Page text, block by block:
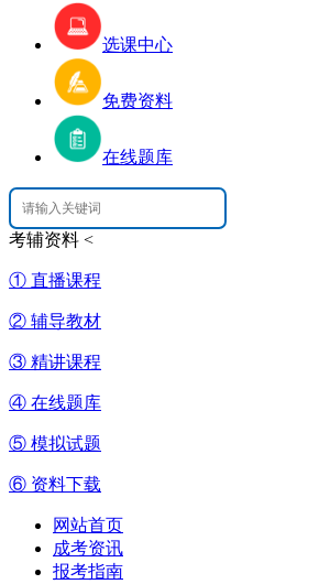
选课中心
免费资料
在线题库
考辅资料 <
① 直播课程
② 辅导教材
③ 精讲课程
④ 在线题库
⑤ 模拟试题
⑥ 资料下载
网站首页
成考资讯
报考指南